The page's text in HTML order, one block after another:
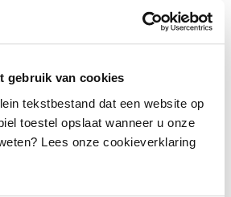
gebruik van cookies
tekstbestand dat een website op
toestel opslaat wanneer u onze
Lees onze cookieverklaring
The Lucky Ones (Nationale Opera
Festival). Foto: Koen Broos.